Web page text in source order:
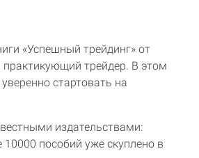
«Успешный трейдинг» от
трейдер. В этом
стартовать на
издательствами:
пособий уже скуплено в